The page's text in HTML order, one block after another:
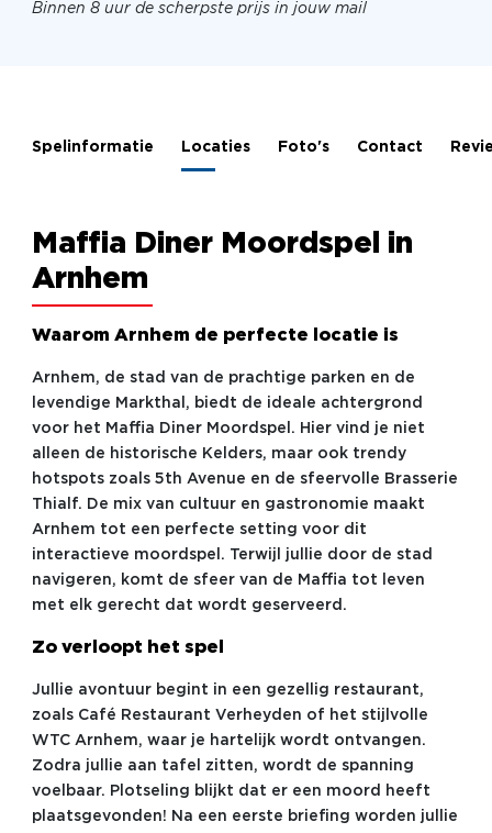
Binnen 8 uur de scherpste prijs in jouw mail
Spelinformatie Locaties Foto's Contact
Maffia Diner Moordspel in
Arnhem
Waarom Arnhem de perfecte locatie is
Arnhem, de stad van de prachtige parken en de
levendige Markthal, biedt de ideale achtergrond
voor het Maffia Diner Moordspel. Hier vind je niet
alleen de historische Kelders, maar ook trendy
hotspots zoals 5th Avenue en de sfeervolle Brasserie
Thialf. De mix van cultuur en gastronomie maakt
Arnhem tot een perfecte setting voor dit
interactieve moordspel. Terwijl jullie door de stad
navigeren, komt de sfeer van de Maffia tot leven
met elk gerecht dat wordt geserveerd.
Zo verloopt het spel
Jullie avontuur begint in een gezellig restaurant,
zoals Café Restaurant Verheyden of het stijlvolle
WTC Arnhem, waar je hartelijk wordt ontvangen.
Zodra jullie aan tafel zitten, wordt de spanning
voelbaar. Plotseling blijkt dat er een moord heeft
plaatsgevonden! Na een eerste briefing worden jullie